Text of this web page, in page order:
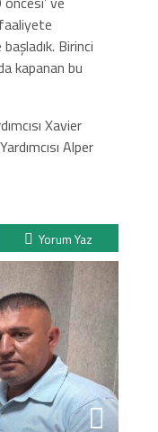
faaliyete
Birinci
kapanan bu
Xavier
Alper
Yorum Yaz